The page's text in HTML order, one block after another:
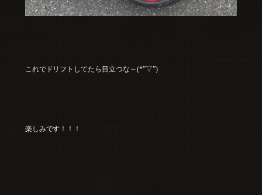
これでドリフトしてたら目立つな～(*”▽”)
楽しみです！！！